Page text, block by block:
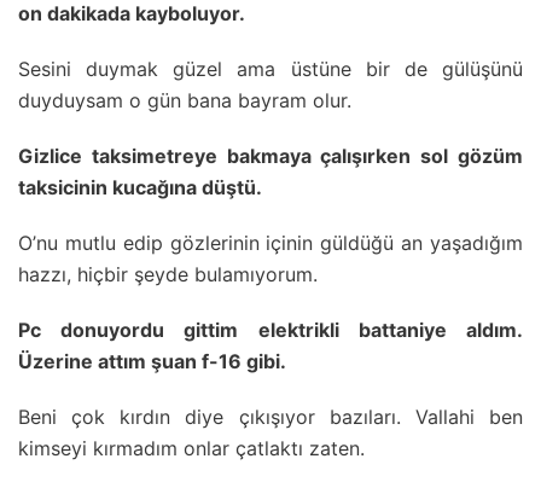
on dakikada kayboluyor.
Sesini duymak güzel ama üstüne bir de gülüşünü
duyduysam o gün bana bayram olur.
Gizlice taksimetreye bakmaya çalışırken sol gözüm
taksicinin kucağına düştü.
O’nu mutlu edip gözlerinin içinin güldüğü an yaşadığım
hazzı, hiçbir şeyde bulamıyorum.
Pc donuyordu gittim elektrikli battaniye aldım.
Üzerine attım şuan f-16 gibi.
Beni çok kırdın diye çıkışıyor bazıları. Vallahi ben
kimseyi kırmadım onlar çatlaktı zaten.